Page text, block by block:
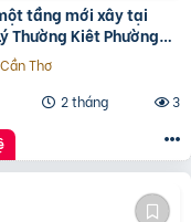
tầng mới xây tại
Thường Kiêt Phường
Hà Quảng Trị
Thơ
2 tháng
3